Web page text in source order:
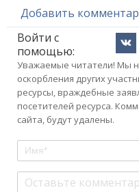
Добавить
Войти с
помощью:
Уважаемые читатели! Мы
оскорбления других
ресурсы, враждебные
посетителей ресурса.
сайта, будут удалены.